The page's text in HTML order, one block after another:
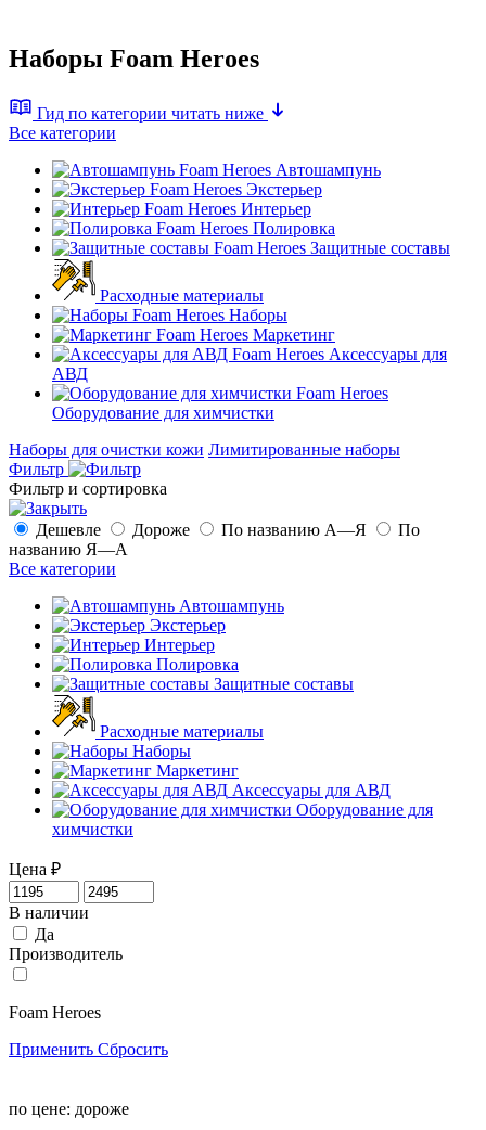
Наборы Foam Heroes
Гид по категории читать ниже
Все категории
Автошампунь
Экстерьер
Интерьер
Полировка
Защитные составы
Расходные материалы
Наборы
Маркетинг
Аксессуары для
АВД
Оборудование для химчистки
Наборы для очистки кожи Лимитированные наборы
Фильтр
Фильтр и сортировка
Дешевле Дороже По названию А—Я
По
названию Я—А
Все категории
Автошампунь
Экстерьер
Интерьер
Полировка
Защитные составы
Расходные материалы
Наборы
Маркетинг
Аксессуары для АВД
Оборудование для
химчистки
Цена ₽
В наличии
Да
Производитель
Foam Heroes
Применить Сбросить
по цене: дороже